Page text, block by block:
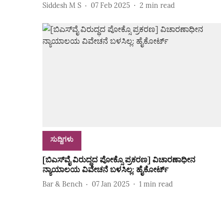
Siddesh M S 07 Feb 2025 2 min read
ಸುದ್ದಿಗಳು
[ಬಿಎಸ್‌ವೈ ವಿರುದ್ಧದ ಪೋಕ್ಸೊ ಪ್ರಕರಣ] ವಿಚಾರಣಾಧೀನ
ನ್ಯಾಯಾಲಯ ವಿವೇಚನೆ ಬಳಸಿಲ್ಲ: ಹೈಕೋರ್ಟ್‌
Bar & Bench 07 Jan 2025 1 min read